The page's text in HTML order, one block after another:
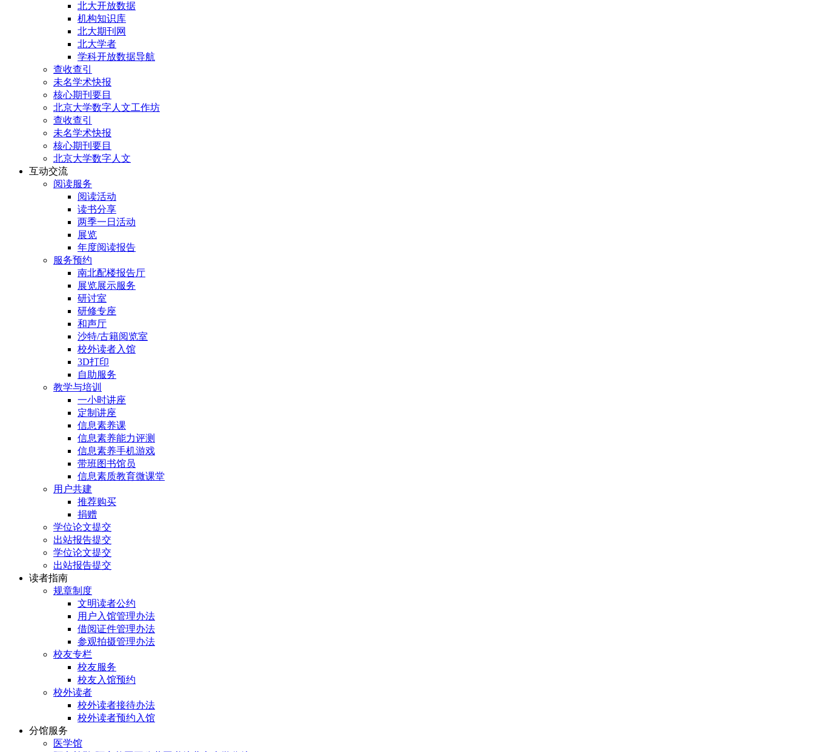
北大开放数据
机构知识库
北大期刊网
北大学者
学科开放数据导航
查收查引
未名学术快报
核心期刊要目
北京大学数字人文工作坊
查收查引
未名学术快报
核心期刊要目
北京大学数字人文
互动交流
阅读服务
阅读活动
读书分享
两季一日活动
展览
年度阅读报告
服务预约
南北配楼报告厅
展览展示服务
研讨室
研修专座
和声厅
沙特/古籍阅览室
校外读者入馆
3D打印
自助服务
教学与培训
一小时讲座
定制讲座
信息素养课
信息素养能力评测
信息素养手机游戏
带班图书馆员
信息素质教育微课堂
用户共建
推荐购买
捐赠
学位论文提交
出站报告提交
学位论文提交
出站报告提交
读者指南
规章制度
文明读者公约
用户入馆管理办法
借阅证件管理办法
参观拍摄管理办法
校友专栏
校友服务
校友入馆预约
校外读者
校外读者接待办法
校外读者预约入馆
分馆服务
医学馆